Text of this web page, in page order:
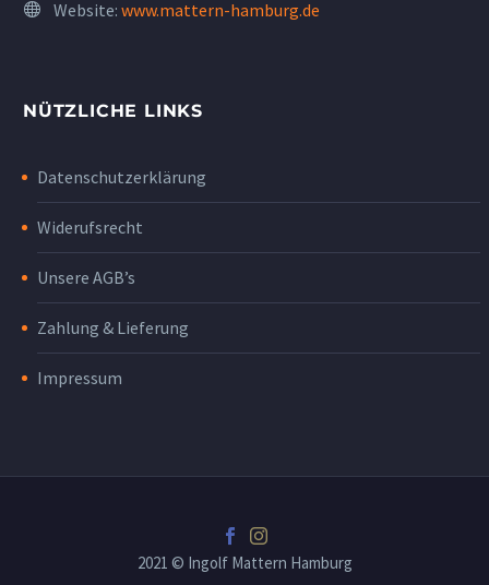
Website: www.mattern-hamburg.de
NÜTZLICHE LINKS
Datenschutzerklärung
Widerufsrecht
Unsere AGB’s
Zahlung & Lieferung
Impressum
2021 © Ingolf Mattern Hamburg